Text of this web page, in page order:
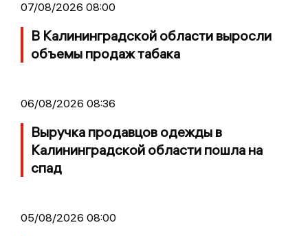
07/08/2026 08:00
В Калининградской области выросли
объемы продаж табака
06/08/2026 08:36
Выручка продавцов одежды в
Калининградской области пошла на
спад
05/08/2026 08:00